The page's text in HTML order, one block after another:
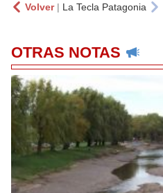
Volver| La Tecla Patagonia
OTRAS NOTAS